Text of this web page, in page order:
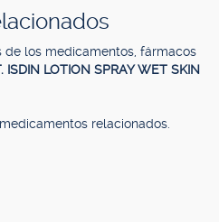
de los medicamentos, fármacos
ISDIN LOTION SPRAY WET SKIN
relacionados.